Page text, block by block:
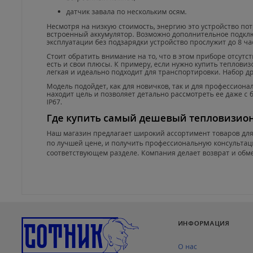
датчик завала по нескольким осям.
Несмотря на низкую стоимость, энергию это устройство
встроенный аккумулятор. Возможно дополнительное
эксплуатации без подзарядки устройство прослужит до 8
Стоит обратить внимание на то, что в этом приборе
есть и свои плюсы. К примеру, если нужно купить
легкая и идеально подходит для транспортировки. Набор
Модель подойдет, как для новичков, так и для
находит цель и позволяет детально рассмотреть ее даже
IP67.
Где купить самый дешевый
Наш магазин предлагает широкий ассортимент товаров
по лучшей цене, и получить профессиональную
соответствующем разделе. Компания делает возврат и
ИНФОРМАЦИЯ
О нас